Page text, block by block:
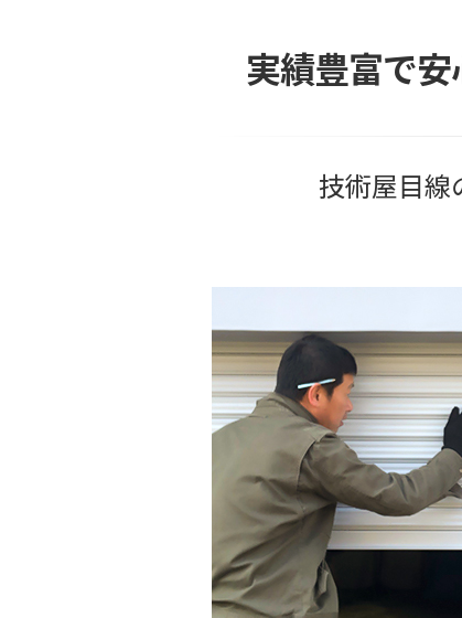
実績豊富で
技術屋目線